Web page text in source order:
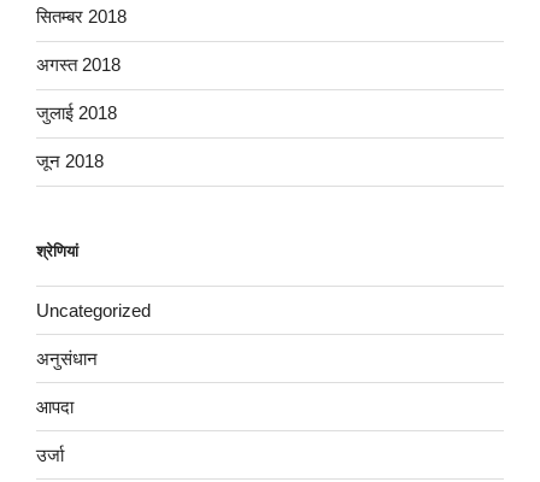
सितम्बर 2018
अगस्त 2018
जुलाई 2018
जून 2018
श्रेणियां
Uncategorized
अनुसंधान
आपदा
उर्जा